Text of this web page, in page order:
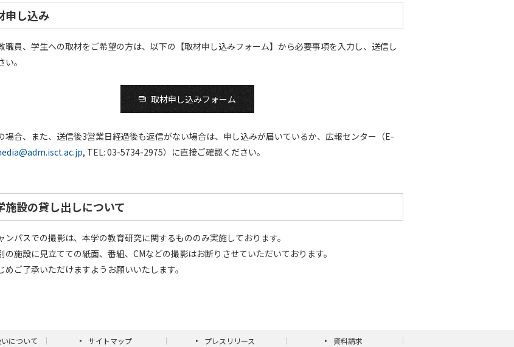
申し込み
職員、学生への取材をご希望の方は、以下の【取材申し込みフォーム】から必要事項を入力し、送信し
。
取材申し込みフォーム
場合、また、送信後3営業日経過後も返信がない場合は、申し込みが届いているか、広報センター（E-
, TEL: 03-5734-2975）に直接ご確認ください。
施設の貸し出しについて
ンパスでの撮影は、本学の教育研究に関するもののみ実施しております。
の施設に見立てての紙面、番組、CMなどの撮影はお断りさせていただいております。
めご了承いただけますようお願いいたします。
について サイトマップ プレスリリース 資料請求